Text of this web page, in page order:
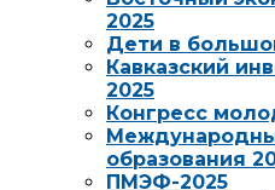
2025
Дети в
Кавказский
2025
Конгресс
образования
ПМЭФ-2025